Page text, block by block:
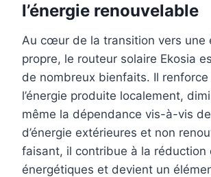
l’énergie renouvelable
Au cœur de la transition vers une
propre, le routeur solaire Ekosia
de nombreux bienfaits. Il renforce
l’énergie produite localement,
même la dépendance vis-à-vis
d’énergie extérieures et non
faisant, il contribue à la réduction
énergétiques et devient un